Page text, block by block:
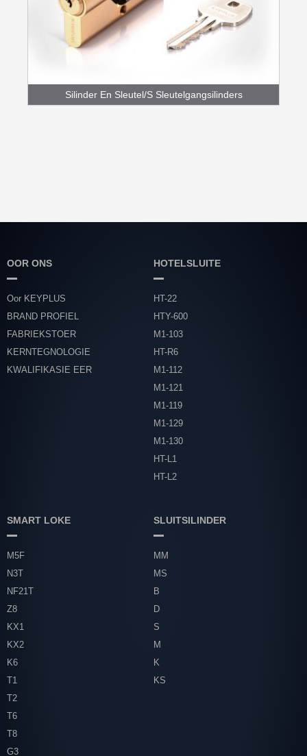
Silinder En Sleutel/S Sleutelgangsilinders
OOR ONS
Oor KEYPLUS
BRAND PROFIEL
FABRIEKSTOER
KERNTEGNOLOGIE
KWALIFIKASIE EER
HOTELSLUITE
HT-22
HTY-600
M1-103
HT-R6
M1-112
M1-121
M1-119
M1-129
M1-130
HT-L1
HT-L2
SMART LOKE
M5F
N3T
NF21T
Z8
KX1
KX2
K6
T1
T2
T6
T8
G3
SLUITSILINDER
MM
MS
B
D
S
M
K
KS